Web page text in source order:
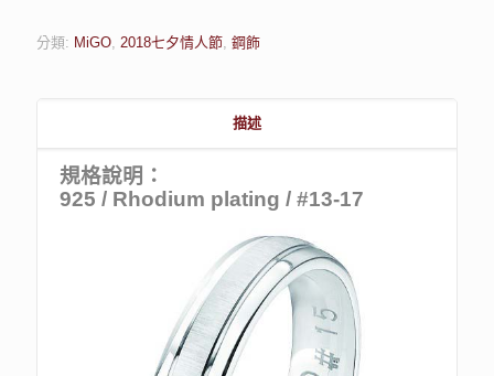
分類: MiGO, 2018七夕情人節, 鋼飾
描述
規格說明：
925 / Rhodium plating / #13-17